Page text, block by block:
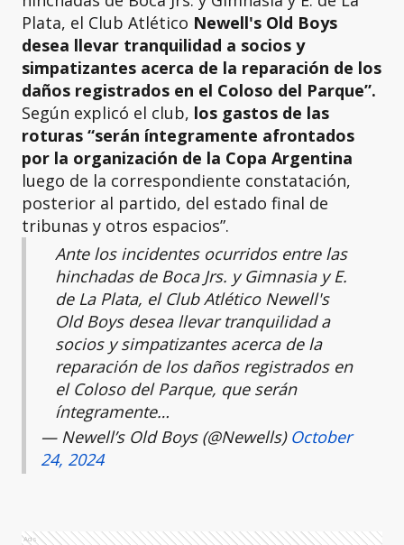
Plata, el Club Atlético Newell's Old Boys
desea llevar tranquilidad a socios y
simpatizantes acerca de la reparación de los
daños registrados en el Coloso del Parque”.
Según explicó el club, los gastos de las
roturas “serán íntegramente afrontados
por la organización de la Copa Argentina
luego de la correspondiente constatación,
posterior al partido, del estado final de
tribunas y otros espacios”.
Ante los incidentes ocurridos entre las
hinchadas de Boca Jrs. y Gimnasia y E.
de La Plata, el Club Atlético Newell's
Old Boys desea llevar tranquilidad a
socios y simpatizantes acerca de la
reparación de los daños registrados en
el Coloso del Parque, que serán
íntegramente…
— Newell’s Old Boys (@Newells) October
24, 2024
Ads